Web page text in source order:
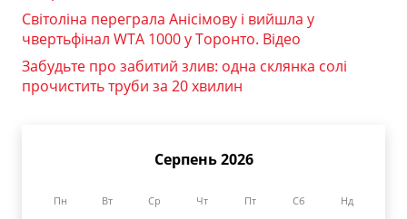
Світоліна переграла Анісімову і вийшла у
чвертьфінал WTA 1000 у Торонто. Відео
Забудьте про забитий злив: одна склянка солі
прочистить труби за 20 хвилин
Серпень 2026
Пн Вт Ср Чт Пт Сб Нд